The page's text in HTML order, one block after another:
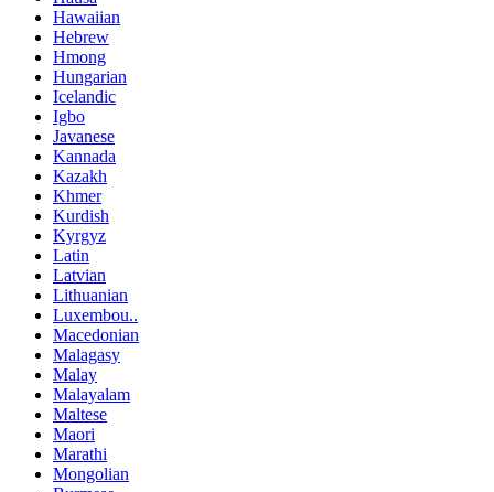
Hawaiian
Hebrew
Hmong
Hungarian
Icelandic
Igbo
Javanese
Kannada
Kazakh
Khmer
Kurdish
Kyrgyz
Latin
Latvian
Lithuanian
Luxembou..
Macedonian
Malagasy
Malay
Malayalam
Maltese
Maori
Marathi
Mongolian